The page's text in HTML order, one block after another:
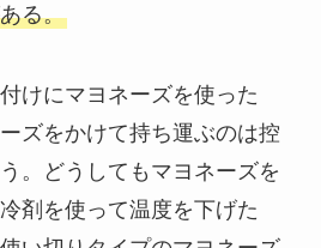
る。
けにマヨネーズを使った
ズをかけて持ち運ぶのは控
。どうしてもマヨネーズを
剤を使って温度を下げた